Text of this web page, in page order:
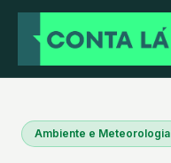
Ambiente e Meteorologia